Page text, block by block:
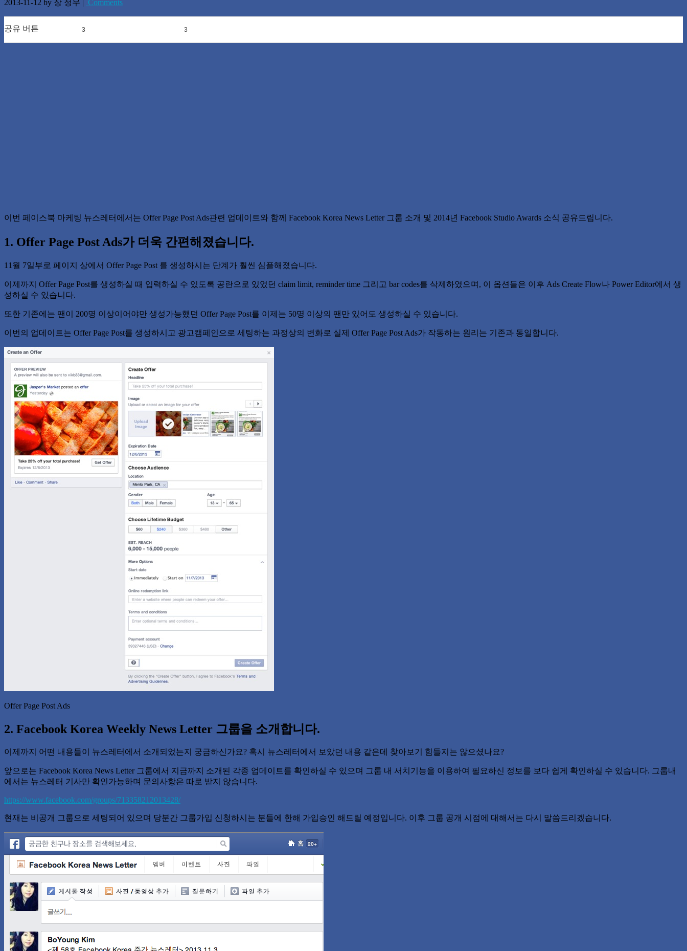
2013-11-12 by 장 정우 | Comments
공유 버튼 3 3
이번 페이스북 마케팅 뉴스레터에서는 Offer Page Post Ads관련 업데이트와 함께 Facebook Korea News Letter 그룹 소개 및 2014년 Facebook Studio Awards 소식 공유드립니다.
1. Offer Page Post Ads가 더욱 간편해졌습니다.
11월 7일부로 페이지 상에서 Offer Page Post 를 생성하시는 단계가 훨씬 심플해졌습니다.
이제까지 Offer Page Post를 생성하실 때 입력하실 수 있도록 공란으로 있었던 claim limit, reminder time 그리고 bar codes를 삭제하였으며, 이 옵션들은 이후 Ads Create Flow나 Power Editor에서 생
성하실 수 있습니다.
또한 기존에는 팬이 200명 이상이어야만 생성가능했던 Offer Page Post를 이제는 50명 이상의 팬만 있어도 생성하실 수 있습니다.
이번의 업데이트는 Offer Page Post를 생성하시고 광고캠페인으로 세팅하는 과정상의 변화로 실제 Offer Page Post Ads가 작동하는 원리는 기존과 동일합니다.
Offer Page Post Ads
2. Facebook Korea Weekly News Letter 그룹을 소개합니다.
이제까지 어떤 내용들이 뉴스레터에서 소개되었는지 궁금하신가요? 혹시 뉴스레터에서 보았던 내용 같은데 찾아보기 힘들지는 않으셨나요?
앞으로는 Facebook Korea News Letter 그룹에서 지금까지 소개된 각종 업데이트를 확인하실 수 있으며 그룹 내 서치기능을 이용하여 필요하신 정보를 보다 쉽게 확인하실 수 있습니다. 그룹내
에서는 뉴스레터 기사만 확인가능하며 문의사항은 따로 받지 않습니다.
https://www.facebook.com/groups/713358212013428/
현재는 비공개 그룹으로 세팅되어 있으며 당분간 그룹가입 신청하시는 분들에 한해 가입승인 해드릴 예정입니다. 이후 그룹 공개 시점에 대해서는 다시 말씀드리겠습니다.